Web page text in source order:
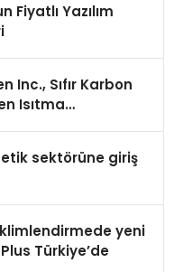
Fiyatlı Yazılım
Inc., Sıfır Karbon
Isıtma
sektörüne giriş
iklimlendirmede yeni
Türkiye’de